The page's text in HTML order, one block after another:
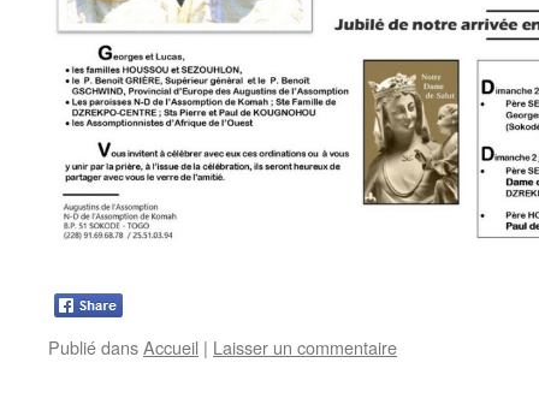
Publié dansAccueil | Laisser un commentaire